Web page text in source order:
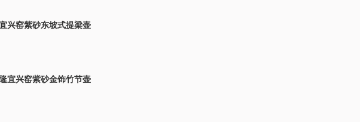
兴窑紫砂东坡式提梁壶
宜兴窑紫砂金饰竹节壶